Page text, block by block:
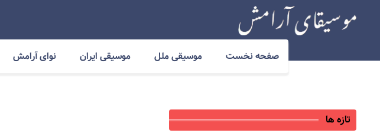
صفحه نخست موسیقی ملل موسیقی ایران نوای آرامش
تازه ها